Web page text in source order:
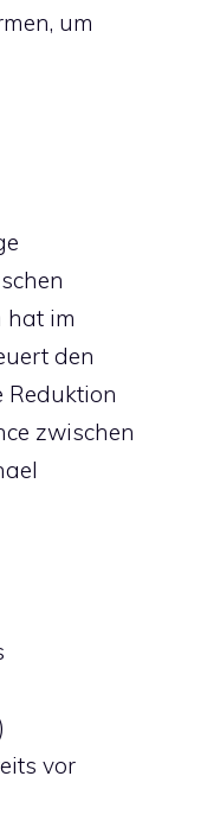
um
hat im
den
Reduktion
zwischen
vor